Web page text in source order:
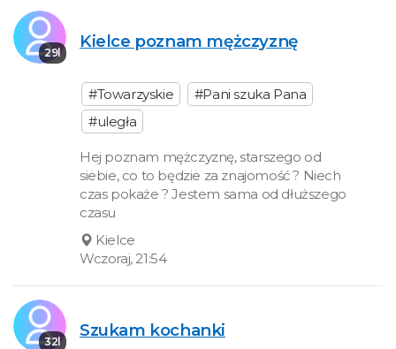
29l
Kielce poznam mężczyznę
#Towarzyskie
#Pani szuka Pana
#uległa
Hej poznam mężczyznę, starszego od
siebie, co to będzie za znajomość ? Niech
czas pokaże ? Jestem sama od dłuższego
czasu
Kielce
Wczoraj, 21:54
32l
Szukam kochanki